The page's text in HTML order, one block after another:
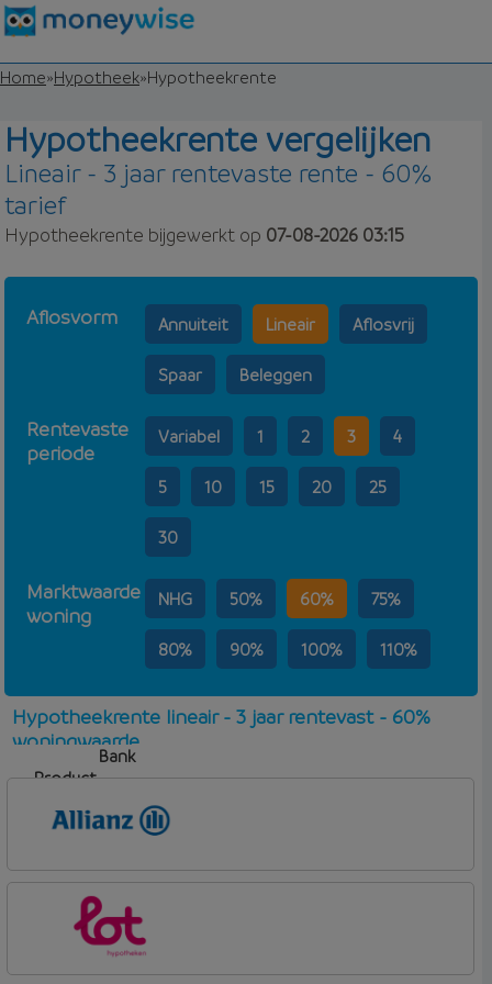
Home»Hypotheek»Hypotheekrente
Hypotheekrente vergelijken
Lineair - 3 jaar rentevaste rente - 60%
tarief
Hypotheekrente bijgewerkt op 07-08-2026 03:15
Aflosvorm Annuiteit Lineair Aflosvrij
Spaar Beleggen
Rentevaste
periode
Variabel 1 2 3 4
5 10 15 20 25
30
Marktwaarde
woning
NHG 50% 60% 75%
80% 90% 100% 110%
Hypotheekrente lineair - 3 jaar rentevast - 60%
woningwaarde
Bank
Product
Allianz Bank
Allianz